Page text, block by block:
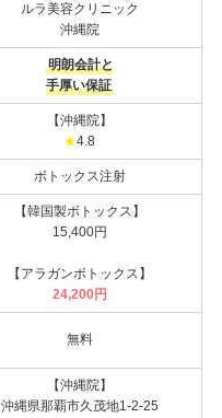
ルラ美容クリニック
沖縄院
明朗会計と
手厚い保証
【沖縄院】
★4.8
ボトックス注射
【韓国製ボトックス】
15,400円
【アラガンボトックス】
24,200円
無料
【沖縄院】
沖縄県那覇市久茂地1-2-25